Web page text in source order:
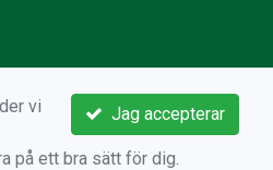
Jag accepterar
vi
på ett bra sätt för dig.